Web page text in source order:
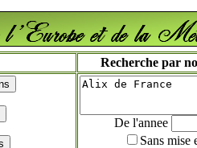
Recherche par
De l'annee
Sans mise